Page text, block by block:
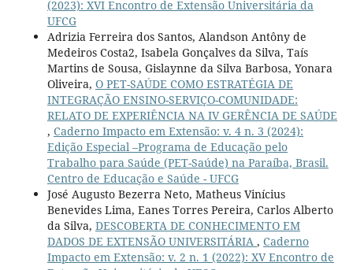
(2023): XVI Encontro de Extensão Universitária da
UFCG
Adrizia Ferreira dos Santos, Alandson Antôny de
Medeiros Costa2, Isabela Gonçalves da Silva, Taís
Martins de Sousa, Gislaynne da Silva Barbosa, Yonara
Oliveira, O PET-SAÚDE COMO ESTRATÉGIA DE
INTEGRAÇÃO ENSINO-SERVIÇO-COMUNIDADE:
RELATO DE EXPERIÊNCIA NA IV GERÊNCIA DE SAÚDE
, Caderno Impacto em Extensão: v. 4 n. 3 (2024):
Edição Especial –Programa de Educação pelo
Trabalho para Saúde (PET-Saúde) na Paraíba, Brasil.
Centro de Educação e Saúde - UFCG
José Augusto Bezerra Neto, Matheus Vinícius
Benevides Lima, Eanes Torres Pereira, Carlos Alberto
da Silva, DESCOBERTA DE CONHECIMENTO EM
DADOS DE EXTENSÃO UNIVERSITÁRIA , Caderno
Impacto em Extensão: v. 2 n. 1 (2022): XV Encontro de